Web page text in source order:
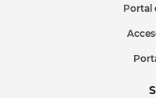
Portal